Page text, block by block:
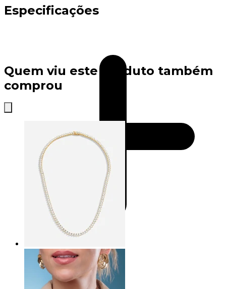
Especificações
Quem viu este produto também
comprou